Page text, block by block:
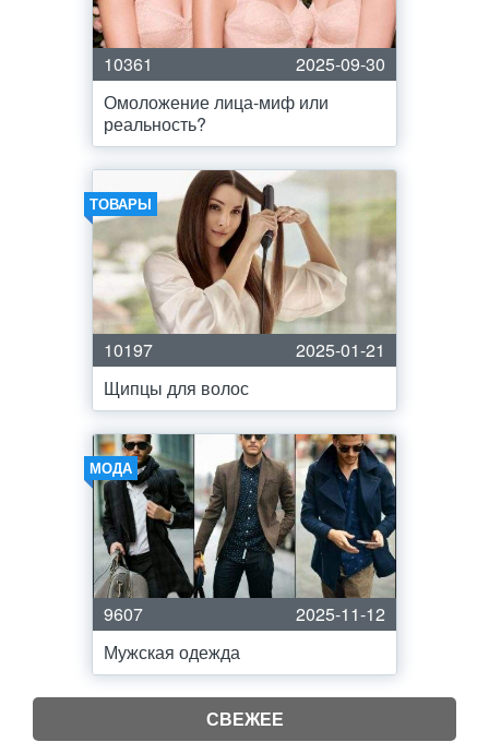
10361
2025-09-30
Омоложение лица-миф или
реальность?
ТОВАРЫ
10197
2025-01-21
Щипцы для волос
МОДА
9607
2025-11-12
Мужская одежда
СВЕЖЕЕ